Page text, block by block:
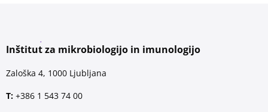
Inštitut za mikrobiologijo in imunologijo
Zaloška 4, 1000 Ljubljana
T: +386 1 543 74 00